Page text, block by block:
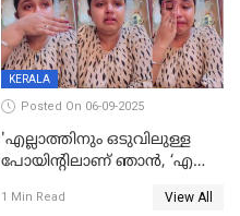
KERALA
Posted On 06-09-2025
'എല്ലാത്തിനും ഒടുവിലുള്ള
പോയിന്റിലാണ് ഞാൻ, ‘എന്‍റെ
സ്നേഹിച്ചയാള്‍ തന്നെ
1 Min Read View All